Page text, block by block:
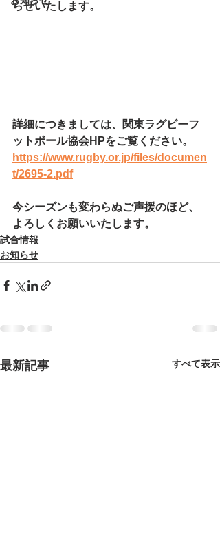
らせいたします。
詳細につきましては、関東ラグビーフ
ットボール協会HPをご覧ください。
https://www.rugby.or.jp/files/documen
t/2695-2.pdf
今シーズンも変わらぬご声援のほど、
よろしくお願いいたします。
試合情報
お知らせ
最新記事 すべて表示